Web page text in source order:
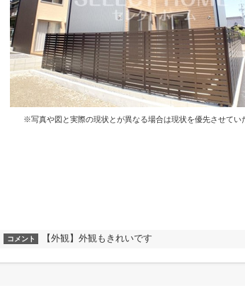
※写真や図と実際の現状とが異なる場合は現状を優先させてい
コメント 【外観】外観もきれいです